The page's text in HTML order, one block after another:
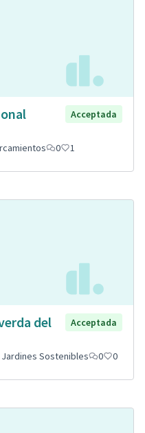
Acceptada
0 1
del
Acceptada
Sostenibles 0 0